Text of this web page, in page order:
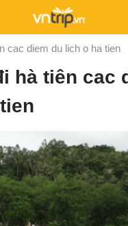
cac diem du lich o ha tien
hà tiên cac